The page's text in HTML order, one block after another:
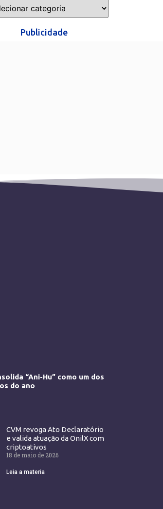
Publicidade
“Ani-Hu” como um dos
do ano
CVM revoga Ato Declaratório
e valida atuação da OnilX com
criptoativos
18 de maio de 2026
Leia a materia